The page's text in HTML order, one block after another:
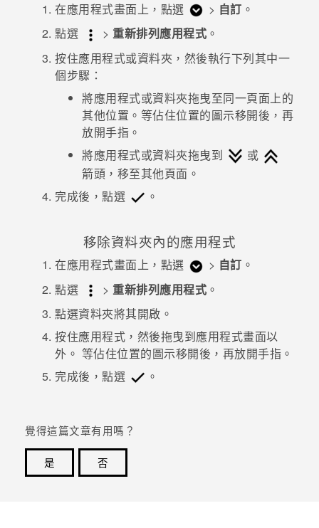
在應用程式畫面上，點選 > 自訂 。
點選
> 重新排列應用程式 。
按住應用程式或資料夾，然後執行下列其中一
個步驟：
將應用程式或資料夾拖曳至同一頁面上的
其他位置。等佔住位置的圖示移開後，再
放開手指。
將應用程式或資料夾拖曳到
或
箭頭，移至其他頁面。
完成後，點選
。
移除資料夾內的應用程式
在應用程式畫面上，點選 > 自訂 。
點選
> 重新排列應用程式 。
點選資料夾將其開啟。
按住應用程式，然後拖曳到應用程式畫面以
外。 等佔住位置的圖示移開後，再放開手指。
完成後，點選
。
覺得這篇文章有用嗎？
是
否